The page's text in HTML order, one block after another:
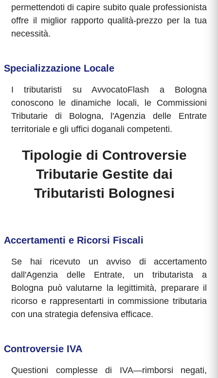
permettendoti di capire subito quale professionista
offre il miglior rapporto qualità-prezzo per la tua
necessità.
Specializzazione Locale
I tributaristi su AvvocatoFlash a Bologna
conoscono le dinamiche locali, le Commissioni
Tributarie di Bologna, l'Agenzia delle Entrate
territoriale e gli uffici doganali competenti.
Tipologie di Controversie
Tributarie Gestite dai
Tributaristi Bolognesi
Accertamenti e Ricorsi Fiscali
Se hai ricevuto un avviso di accertamento
dall'Agenzia delle Entrate, un tributarista a
Bologna può valutarne la legittimità, preparare il
ricorso e rappresentarti in commissione tributaria
con una strategia defensiva efficace.
Controversie IVA
Questioni complesse di IVA—rimborsi negati,